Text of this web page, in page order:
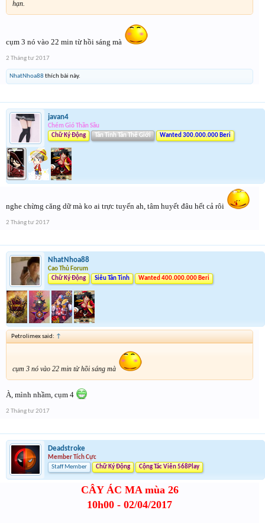
hạn.
cụm 3 nó vào 22 min từ hồi sáng mà
2 Tháng tư 2017
NhatNhoa88 thích bài này.
javan4
Chém Gió Thần Sầu
Chữ Ký Động
Tân Tinh Tân Thế Giới Wanted 300.000.000 Beri
nghe chừng căng dữ mà ko ai trực tuyến ah, tâm huyết đâu hết cả rôi
2 Tháng tư 2017
NhatNhoa88
Cao Thủ Forum
Chữ Ký Động
Siêu Tân Tinh Wanted 400.000.000 Beri
Petrolimex said: ↑
cụm 3 nó vào 22 min từ hồi sáng mà
À, mình nhầm, cụm 4
2 Tháng tư 2017
Deadstroke
Member Tích Cực
Staff Member
Chữ Ký Động Cộng Tác Viên 568Play
CÂY ÁC MA mùa 26
10h00 - 02/04/2017